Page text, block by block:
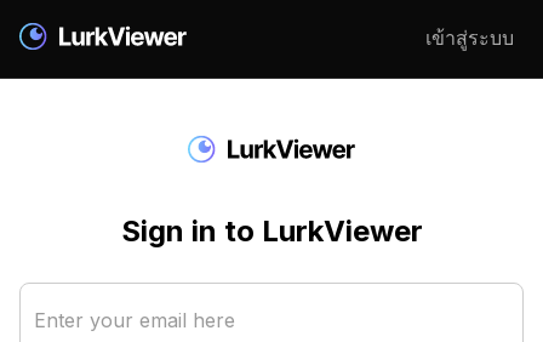
เข้าสู่ระบบ
Sign in to LurkViewer
Enter your email here